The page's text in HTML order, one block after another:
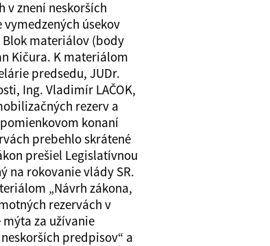
v znení neskorších
úsekov
Blok materiálov (body
Kičura. K materiálom
predsedu, JUDr.
Ing. Vladimír LAČOK,
rezerv a
konaní
prebehlo skrátené
prešiel Legislatívnou
na rokovanie vlády SR.
„Návrh zákona,
rezervách v
za užívanie
predpisov“ a